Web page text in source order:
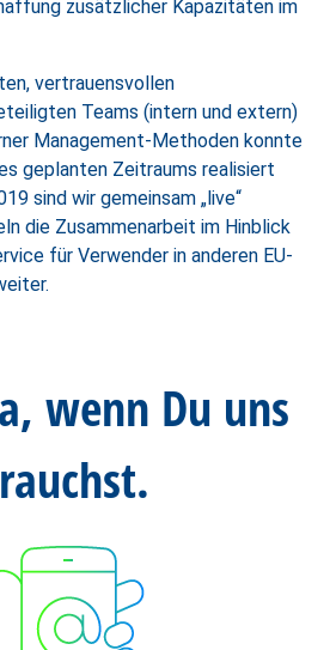
zusätzlicher Kapazitäten im
vertrauensvollen
Teams (intern und extern)
Management-Methoden konnte
geplanten Zeitraums realisiert
sind wir gemeinsam „live“
die Zusammenarbeit im Hinblick
für Verwender in anderen EU-
wenn Du uns